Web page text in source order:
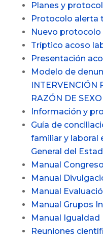
Planes y
Protocolo alerta
Nuevo protocolo
Tríptico acoso
Presentación
Modelo de
INTERVENCIÓN
RAZÓN DE SEXO
Información y
Guía de
familiar y laboral
General del
Manual
Manual
Manual
Manual Grupos
Manual Igualdad
Reuniones